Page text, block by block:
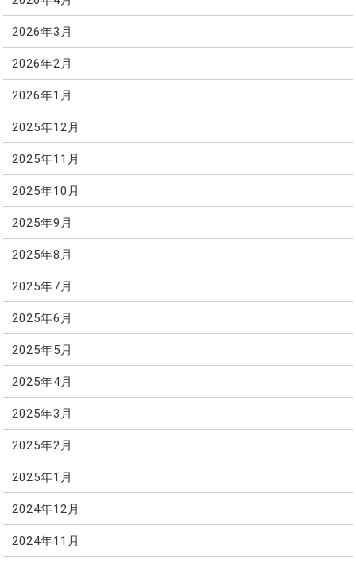
2026年3月
2026年2月
2026年1月
2025年12月
2025年11月
2025年10月
2025年9月
2025年8月
2025年7月
2025年6月
2025年5月
2025年4月
2025年3月
2025年2月
2025年1月
2024年12月
2024年11月